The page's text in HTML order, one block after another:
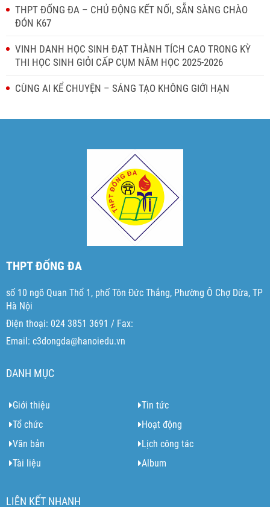
THPT ĐỐNG ĐA – CHỦ ĐỘNG KẾT NỐI, SẴN SÀNG CHÀO
ĐÓN K67
VINH DANH HỌC SINH ĐẠT THÀNH TÍCH CAO TRONG KỲ
THI HỌC SINH GIỎI CẤP CỤM NĂM HỌC 2025-2026
CÙNG AI KỂ CHUYỆN – SÁNG TẠO KHÔNG GIỚI HẠN
THPT ĐỐNG ĐA
số 10 ngõ Quan Thổ 1, phố Tôn Đức Thắng, Phường Ô Chợ Dừa, TP
Hà Nội
Điện thoại: 024 3851 3691 / Fax:
Email: c3dongda@hanoiedu.vn
DANH MỤC
Giới thiệu
Tin tức
Tổ chức
Hoạt động
Văn bản
Lịch công tác
Tài liệu
Album
LIÊN KẾT NHANH